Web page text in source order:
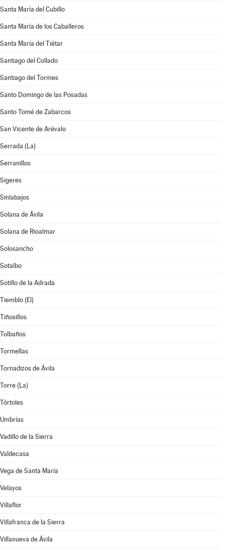
Santa María del Cubillo
Santa María de los Caballeros
Santa María del Tiétar
Santiago del Collado
Santiago del Tormes
Santo Domingo de las Posadas
Santo Tomé de Zabarcos
San Vicente de Arévalo
Serrada (La)
Serranillos
Sigeres
Sinlabajos
Solana de Ávila
Solana de Rioalmar
Solosancho
Sotalbo
Sotillo de la Adrada
Tiemblo (El)
Tiñosillos
Tolbaños
Tormellas
Tornadizos de Ávila
Torre (La)
Tórtoles
Umbrías
Vadillo de la Sierra
Valdecasa
Vega de Santa María
Velayos
Villaflor
Villafranca de la Sierra
Villanueva de Ávila